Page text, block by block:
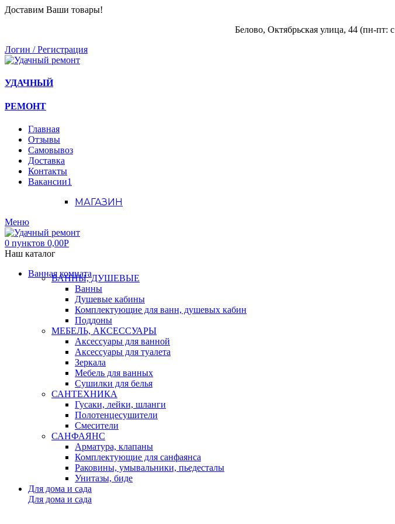
Доставим Ваши товары!
Белово, Октябрьская улица, 44 (пн-пт: с
Логин / Регистрация
УДАЧНЫЙ
РЕМОНТ
Главная
Отзывы
Самовывоз
Доставка
Контакты
Вакансии1
МАГАЗИН
Меню
0 пунктов 0,00Р
Наш каталог
Ванная комната
ВАННЫ, ДУШЕВЫЕ
Ванны
Душевые кабины
Комплектующие для ванн, душевых кабин
Поддоны
МЕБЕЛЬ, АКСЕССУАРЫ
Аксессуары для ванной
Аксессуары для туалета
Зеркала
Мебель для ванных
Сушилки для белья
САНТЕХНИКА
Гусаки, лейки, шланги
Полотенцесушители
Смесители
САНФАЯНС
Арматура, клапаны
Комплектующие для санфаянса
Раковины, умывальники, пьедесталы
Унитазы, биде
Для дома и сада
Для дома и сада